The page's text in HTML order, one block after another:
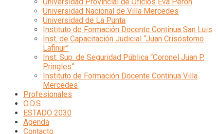
Universidad Provincial de Oficios Eva Perón
Universidad Nacional de Villa Mercedes
Universidad de La Punta
Instituto de Formación Docente Continua San Luis
Inst. de Capacitación Judicial “Juan Crisóstomo
Lafinur”
Inst. Sup. de Seguridad Pública “Coronel Juan P.
Pringles”
Instituto de Formación Docente Continua Villa
Mercedes
Profesionales
O.D.S
ESTADO 2030
Agenda
Contacto